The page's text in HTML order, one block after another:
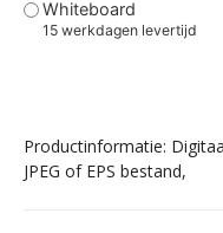
Whiteboard
15 werkdagen levertijd
Productinformatie:
JPEG of EPS bestand,